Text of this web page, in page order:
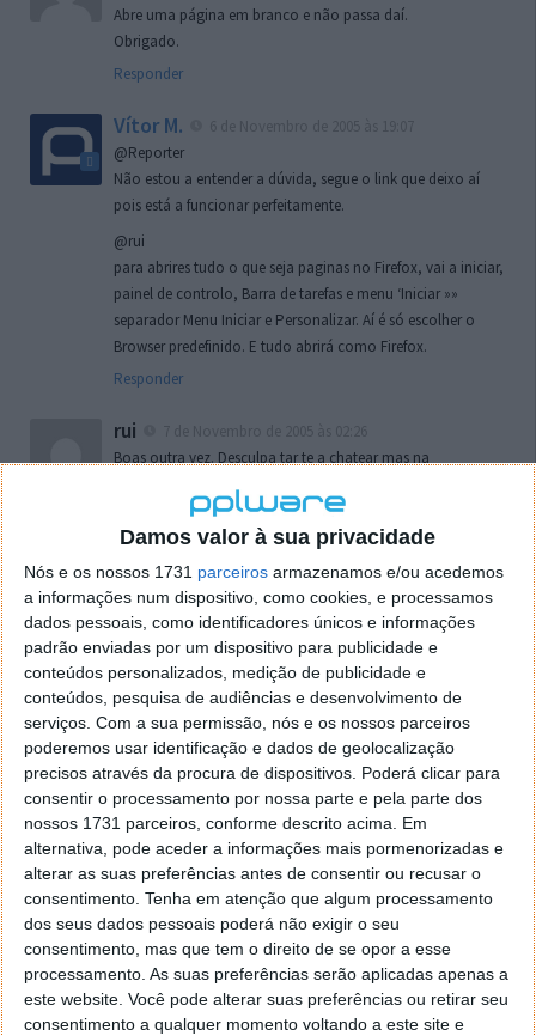
Damos valor à sua privacidade
Nós e os nossos 1731 parceiros armazenamos e/ou acedemos
a informações num dispositivo, como cookies, e processamos
dados pessoais, como identificadores únicos e informações
padrão enviadas por um dispositivo para publicidade e
conteúdos personalizados, medição de publicidade e
conteúdos, pesquisa de audiências e desenvolvimento de
serviços. Com a sua permissão, nós e os nossos parceiros
poderemos usar identificação e dados de geolocalização
precisos através da procura de dispositivos. Poderá clicar para
consentir o processamento por nossa parte e pela parte dos
nossos 1731 parceiros, conforme descrito acima. Em
alternativa, pode aceder a informações mais pormenorizadas e
alterar as suas preferências antes de consentir ou recusar o
consentimento. Tenha em atenção que algum processamento
dos seus dados pessoais poderá não exigir o seu
consentimento, mas que tem o direito de se opor a esse
processamento. As suas preferências serão aplicadas apenas a
este website. Você pode alterar suas preferências ou retirar seu
consentimento a qualquer momento voltando a este site e
Abre uma página em branco e não passa daí.
Obrigado.
Responder
Vítor M.
@Reporter
Não estou a entender a dúvida, segue o link que deixo aí
pois está a funcionar perfeitamente.
@rui
para abrires tudo o que seja paginas no Firefox, vai a iniciar,
painel de controlo, Barra de tarefas e menu ‘Iniciar »»
separador Menu Iniciar e Personalizar. Aí é só escolher o
Browser predefinido. E tudo abrirá como Firefox.
Responder
rui
Boas outra vez. Desculpa tar te a chatear mas na
o firefox como browser predefenido
de control tudo e nada. Tou a comecar a desesperar, ate ja
tentei apagar o explorer na tentativa de forçar o uso do
firefox mas em vao. Kaso te lembres de outra dica fico
agradecido, caso contrario obrigado a mesma
Responder
Vítor M.
7 de Novembro de 2005 às 01:39
@Reporter
Desculpa mas o link funciona. Seja como for segue por mail
o MSn Messenger 8.
Responder
Vítor M.
7 de Novembro de 2005 às 11:21
@Rui
Tens de encontrar o que te falei. Faz da seguinte maneira,
janela iniciar e no topo dessa janela com o botão direito do
rato faz propriedades. Depois no separador Menu ‘Iniciar’
clica no botão ‘Personalizar’ aí encontrarás no separador
geral a opção para escolheres o Browser com que queres